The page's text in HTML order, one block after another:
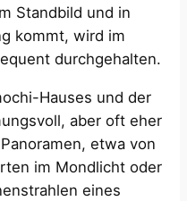
Standbild und in
kommt, wird im
durchgehalten.
Hauses und der
aber oft eher
etwa von
im Mondlicht oder
eines